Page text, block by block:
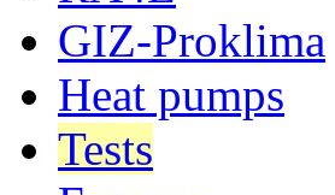
GIZ-Proklima
Heat pumps
Tests